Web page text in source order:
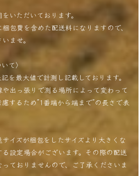
いただいております。
包費を含めた配送料になりますので、
ませ。
いて〉
を最大値で計測し記載しております。
出っ張りで測る場所によって変わって
するため”1番端から端まで”の長さで表
イズが梱包をしたサイズより大きくな
設定場合がございます。その際の配送
ておりませんので、ご了承くださいま